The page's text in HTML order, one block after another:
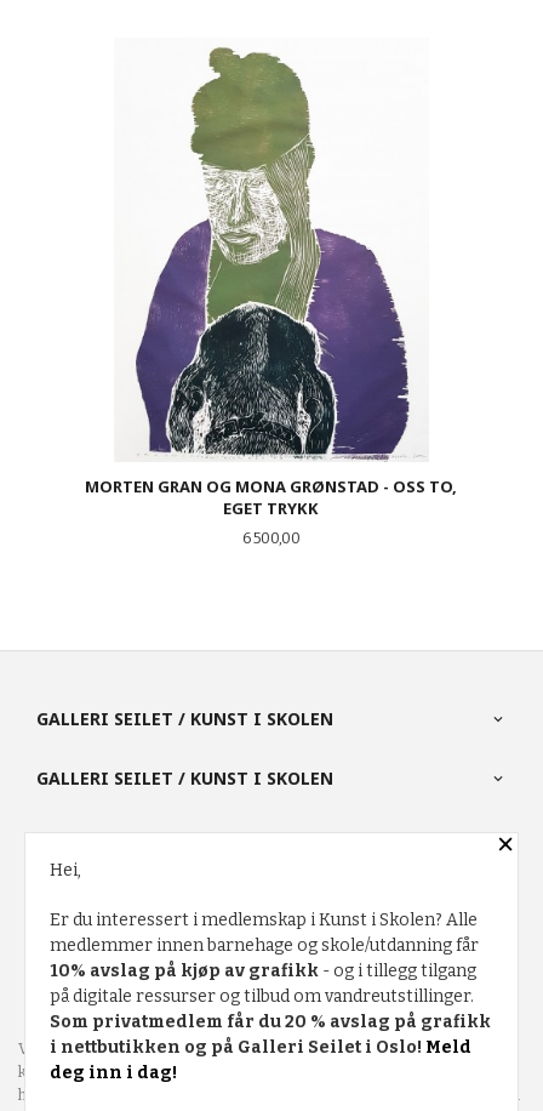
MORTEN GRAN OG MONA GRØNSTAD - OSS TO,
EGET TRYKK
Pris
6 500,00
GALLERI SEILET / KUNST I SKOLEN
GALLERI SEILET / KUNST I SKOLEN
PARTNERE
FRAKT KJØPSBETINGELSER SIKKERHET OG PERSONVERN
NYHETSBREV
Vår nettbutikk bruker cookies slik at du får en bedre
kjøpsopplevelse og vi kan yte deg bedre service. Vi bruker cookies
hovedsaklig til å lagre innloggingsdetaljer og huske hva du har puttet i
×
Hei,
Er du interessert i medlemskap i Kunst i Skolen? Alle
medlemmer innen barnehage og skole/utdanning får
10% avslag på kjøp av grafikk - og i tillegg tilgang
på digitale ressurser og tilbud om vandreutstillinger.
Som privatmedlem får du 20 % avslag på grafikk
i nettbutikken og på Galleri Seilet i Oslo! Meld
deg inn i dag!